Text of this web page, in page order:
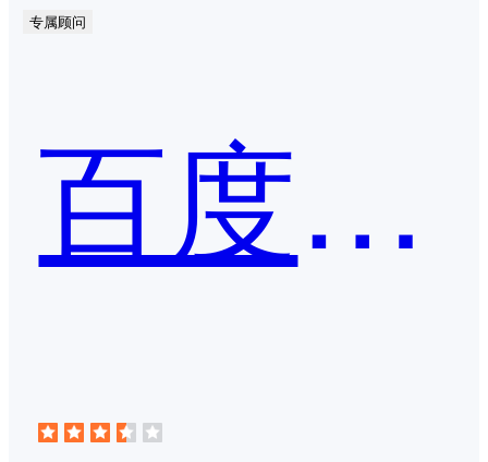
专属顾问
百度统计